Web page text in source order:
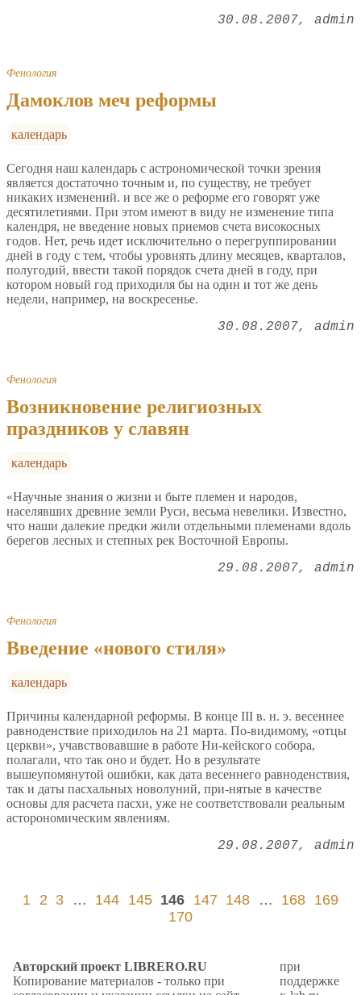
30.08.2007 admin
Фенология
Дамоклов меч реформы
календарь
Сегодня наш календарь с астрономической точки зрения
является достаточно точным и, по существу, не требует
никаких изменений. и все же о реформе его говорят уже
десятилетиями. При этом имеют в виду не изменение типа
календря, не введение новых приемов счета високосных
годов. Нет, речь идет исключительно о перегруппировании
дней в году с тем, чтобы уровнять длину месяцев, кварталов,
полугодий, ввести такой порядок счета дней в году, при
котором новый год приходиля бы на один и тот же день
недели, например, на воскресенье.
30.08.2007 admin
Фенология
Возникновение религиозных
праздников у славян
календарь
«Научные знания о жизни и быте племен и народов,
населявших древние земли Руси, весьма невелики. Известно,
что наши далекие предки жили отдельными племенами вдоль
берегов лесных и степных рек Восточной Европы.
29.08.2007 admin
Фенология
Введение «нового стиля»
календарь
Причины календарной реформы. В конце III в. н. э. весеннее
равноденствие приходилоь на 21 марта. По-видимому, «отцы
церкви», учавствовавшие в работе Ни-кейского собора,
полагали, что так оно и будет. Но в результате
вышеупомянутой ошибки, как дата весеннего равноденствия,
так и даты пасхальных новолуний, при-нятые в качестве
основы для расчета пасхи, уже не соответствовали реальным
асторономическим явлениям.
29.08.2007 admin
1 2 3 … 144 145 146 147 148 … 168 169
170
Авторский проект LIBRERO.RU
Копирование материалов - только при
при
поддержке